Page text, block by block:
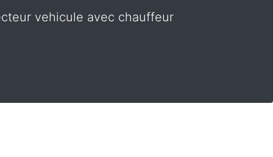
vehicule avec chauffeur